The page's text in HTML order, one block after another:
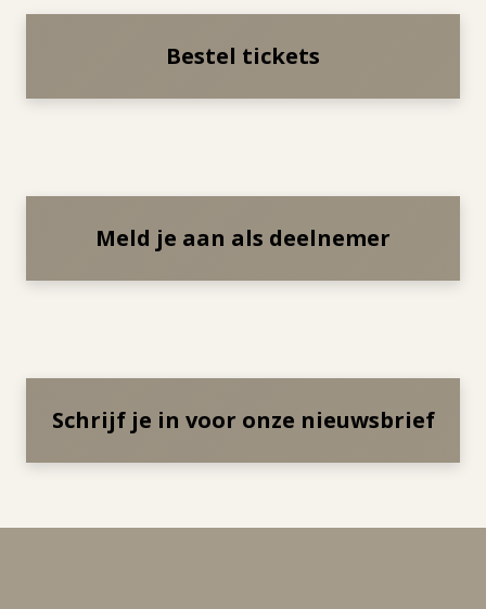
Bestel tickets
Meld je aan als deelnemer
Schrijf je in voor onze nieuwsbrief